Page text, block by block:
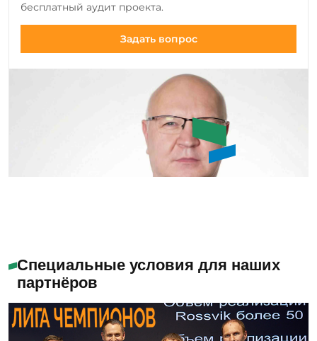
существующие модели.
бесплатный аудит проекта.
Задать вопрос
Специальные условия для наших
партнёров